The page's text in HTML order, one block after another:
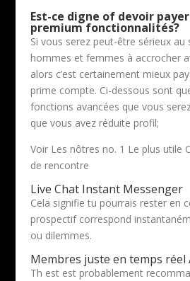
Est-ce digne of devoir
premium fonctionnalités?
Si vous serez peut-être sérieux au
hommes et femmes à accrocher
alors c’est certainement mieux
prime compte. Ci-dessous sont
fonctions avancées que vous
que vous avez réduite profil;
Voir Les nôtres no. 1 Le plus utile
de rencontre
Live Chat Instant Messenger
Cela signifie tu pourrais rester en
prospectif correspond
ou dilemmes.
Membres juste en temps réel
Th est est probablement